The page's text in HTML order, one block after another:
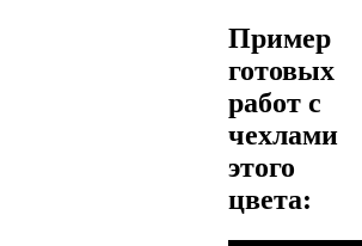
Пример
готовых
работ с
чехлами
этого
цвета: